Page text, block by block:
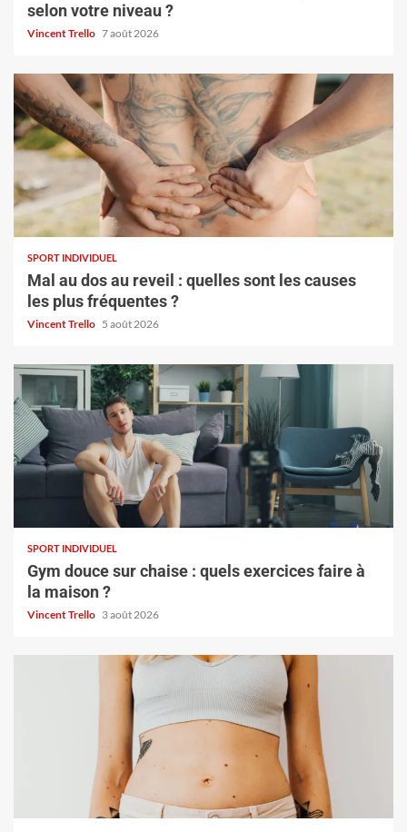
selon votre niveau ?
Vincent Trello 7 août 2026
SPORT INDIVIDUEL
Mal au dos au reveil : quelles sont les causes
les plus fréquentes ?
Vincent Trello 5 août 2026
SPORT INDIVIDUEL
Gym douce sur chaise : quels exercices faire à
la maison ?
Vincent Trello 3 août 2026